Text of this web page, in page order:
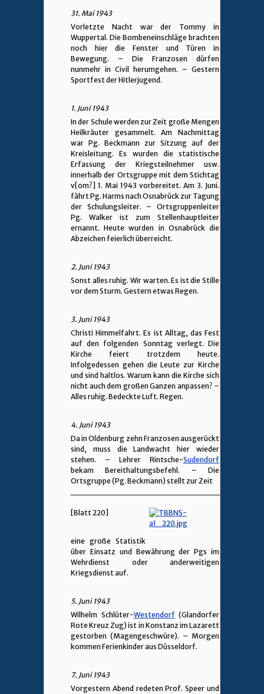
31. Mai 1943
Vorletzte Nacht war der Tommy in
Wuppertal. Die Bombeneinschläge brachten
noch hier die Fenster und Türen in
Bewegung. – Die Franzosen dürfen
nunmehr in Civil herumgehen. – Gestern
Sportfest der Hitlerjugend.
1. Juni 1943
In der Schule werden zur Zeit große Mengen
Heilkräuter gesammelt. Am Nachmittag
war Pg. Beckmann zur Sitzung auf der
Kreisleitung. Es wurden die statistische
Erfassung der Kriegsteilnehmer usw.
innerhalb der Ortsgruppe mit dem Stichtag
v[om?] 1. Mai 1943 vorbereitet. Am 3. Juni.
fährt Pg. Harms nach Osnabrück zur Tagung
der Schulungsleiter. – Ortsgruppenleiter
Pg. Walker ist zum Stellenhauptleiter
ernannt. Heute wurden in Osnabrück die
Abzeichen feierlich überreicht.
2. Juni 1943
Sonst alles ruhig. Wir warten. Es ist die Stille
vor dem Sturm. Gestern etwas Regen.
3. Juni 1943
Christi Himmelfahrt. Es ist Alltag, das Fest
auf den folgenden Sonntag verlegt. Die
Kirche feiert trotzdem heute.
Infolgedessen gehen die Leute zur Kirche
und sind haltlos. Warum kann die Kirche sich
nicht auch dem großen Ganzen anpassen? –
Alles ruhig. Bedeckte Luft. Regen.
4. Juni 1943
Da in Oldenburg zehn Franzosen ausgerückt
sind, muss die Landwacht hier wieder
stehen. – Lehrer Rintsche-Sudendorf
bekam Bereithaltungsbefehl. – Die
Ortsgruppe (Pg. Beckmann) stellt zur Zeit
[Blatt 220]
eine große Statistik
über Einsatz und Bewährung der Pgs im
Wehrdienst oder anderweitigen
Kriegsdienst auf.
5. Juni 1943
Wilhelm Schlüter-Westendorf(Glandorfer
Rote Kreuz Zug) ist in Konstanz im Lazarett
gestorben (Magengeschwüre). – Morgen
kommen Ferienkinder aus Düsseldorf.
7. Juni 1943
Vorgestern Abend redeten Prof. Speer und